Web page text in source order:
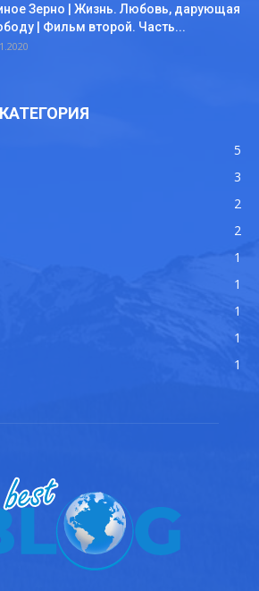
Зерно | Жизнь. Любовь, дарующая
| Фильм второй. Часть...
5
3
2
2
1
1
1
1
1